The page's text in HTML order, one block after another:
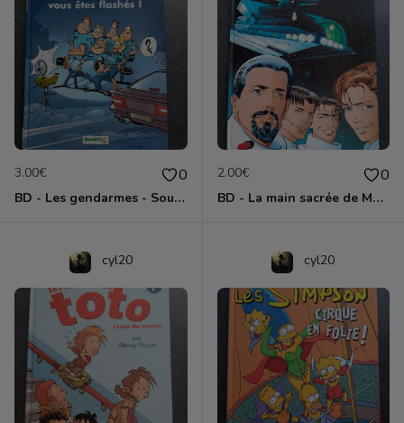
3.00€ 0
BD - Les gendarmes - Souriez, vous êtes flashés - Tome 5
2.00€ 0
BD - La main sacrée de Metallica
cyl20 cyl20